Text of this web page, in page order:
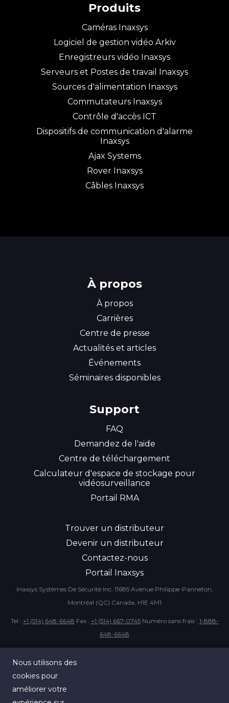
Rechercher un produit
Produits
Caméras Inaxsys
Logiciel de gestion vidéo Arkiv
Enregistreurs vidéo Inaxsys
Serveurs et Postes de travail Inaxsys
Sources d'alimentation Inaxsys
Commutateurs Inaxsys
Contrôle d'accès ICT
Dispositifs de communication d'alarme
Inaxsys
Ajax Systems
Rover Inaxsys
Câbles Inaxsys
À propos
À propos
Carrières
Centre de presse
Actualités et articles
Événements
Séminaires disponibles
Support
FAQ
Demandez de l'aide
Centre de téléchargement
Calculateur d'espace de stockage pour
vidéosurveillance
Portail RMA
Trouver un distributeur
Devenir un distributeur
Contactez-nous
Portail Inaxsys
Inaxsys Systèmes De Sécurité Inc. 11685 Avenue Philippe-Panneton,
Montréal (QC) Canada, H1E 4M1
Tel : +1 (514) 648-6648 Fax : +1 (514) 667-0745Numéro sans frais : 1-888-
648-6648
Nous utilisons des
cookies pour
améliorer votre